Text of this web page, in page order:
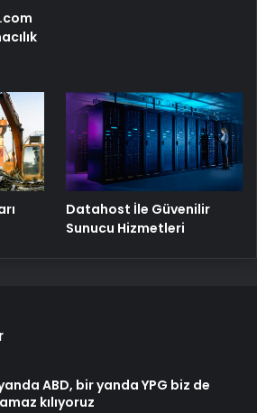
Datahost İle Güvenilir
Sunucu Hizmetleri
ABD, bir yanda YPG biz de
kılıyoruz